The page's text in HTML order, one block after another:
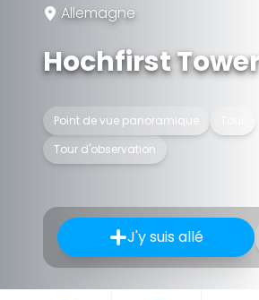
Allemagne
Hochfirst
Point de vue panoramique
Tour d'observation
J'y suis allé